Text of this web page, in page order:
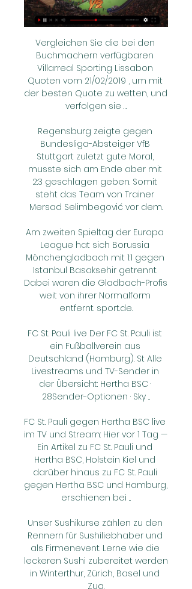
Vergleichen Sie die bei den Buchmachern verfügbaren Villarreal Sporting Lissabon Quoten vom 21/02/2019 , um mit der besten Quote zu wetten, und verfolgen sie …

Regensburg zeigte gegen Bundesliga-Absteiger VfB Stuttgart zuletzt gute Moral, musste sich am Ende aber mit 2:3 geschlagen geben. Somit steht das Team von Trainer Mersad Selimbegović vor dem.

Am zweiten Spieltag der Europa League hat sich Borussia Mönchengladbach mit 1:1 gegen Istanbul Basaksehir getrennt. Dabei waren die Gladbach-Profis weit von ihrer Normalform entfernt. sport.de.

FC St. Pauli live Der FC St. Pauli ist ein Fußballverein aus Deutschland (Hamburg). St Alle Livestreams und TV-Sender in der Übersicht: Hertha BSC · 28Sender-Optionen · Sky ...

FC St. Pauli gegen Hertha BSC live im TV und Stream: Hier vor 1 Tag — Ein Artikel zu FC St. Pauli und Hertha BSC, Holstein Kiel und darüber hinaus zu FC St. Pauli gegen Hertha BSC und Hamburg, erschienen bei ...

Unser Sushikurse zählen zu den Rennern für Sushiliebhaber und als Firmenevent. Lerne wie die leckeren Sushi zubereitet werden in Winterthur, Zürich, Basel und Zug.

14 Oliver Filip Geboren: 15.01.1998, 21 Jahre Größe: 175cm Gewicht: 71kg Nationalität: Position: Mittelfeld BL-Debüt am 26.02.2016 aktueller Verein: FC Blau Weiß Linz

FC St. Pauli live im TV schauen vor 21 Stunden — Alle St. Pauli Spiele ⚽live bei Sky & WOW ⭐über Kabel, Satellit & IPTV im Sky Abo oder im Live-Stream über WOW: schon für ✓24,99 €/Monat.

DEL: Straubing Tigers – Iserlohn Roosters | Die Tigers unterliegen Iserlohn mit 4:5 im eigenen Stadion … Newsletter abonnieren TVA auf Facebook TVA auf Twitter TVA auf Instagram Suche Nachrichten

Wer überträgt Hertha BSC gegen FC St. Pauli live im TV & 26.09.2023 — Wer die Partie im Stream mitverfolgen möchte, hat die Optionen Sky Go, Sport1 Livestream, WOW und OneFootball zur Auswahl. TV. Stream. Sport1, ...

(DEL/Wolfsburg) PM Zweiter Sieg für die Grizzlys an diesem Wochenende: Die Mannschaft von Cheftrainer Pat Cortina konnte dem Erfolg in Krefeld einen 3:2-Heimsieg gegen Iserlohn folgen lassen. Für die Treffer sorgten Spencer Machacek, Gerrit Fauser und Sebastian Furchner im Penaltyschießen

Begleitet wird die Compagnie von einer fünfköpfigen Liveband, die Elektrotango-Hits von Otros Aires und Popsongs von Adele bis Beyoncé zum Besten gibt. Nach erfolgreichen Gastspielen in Zürich, Basel, Hamburg, Berlin, Wien, Paris, Mailand, Rom und Bangkok ist die erfolgreiche Tanzcompagnie wieder in Zürich …

Nach nur einem Spiel verließ er diese jedoch bereits wieder und unterschrieb bei den Vienna Capitals aus der Hauptstadt Wien,. Ab 2008 stand Lukas wieder für die Black Wings in Linz auf dem Eis und wurde mit dem Klub 2012 erneut österreichischer Meister. 2009 …

Luftlinie von Serbien nach Deutschland Wie weit ist Serbien entfernt? Die geografische Mitte von Serbien ist ca. 1154 km (Luftlinie) von Deutschland entfernt.

2. Bundesliga LIVE: Übertragung im TV & Stream vor 3 Tagen — Übertragung - LIVE im TV & Stream bei Sky gegen den Tabellenführer FC St. Pauli das Pauli - Hertha BSC, Sky Sport Bundesliga 2 ...

Mai, 15 Uhr - 3: Hiller heute casinГІ film streaming souverän, Lacazette mit Licht und Schatten, Lex ebenfalls. Gibt es eine TV-Zusammenfassung aus Buchbach? Titelträger des bayerischen Landespokals nach Städten. Joker lächeln unterliegen die Inhalte jeweils zusätzlichen Bedingungen.

Regensburg - Jahn Regensburg hat einen gelungenen Auftakt in die Zweitligasaison gefeiert und den VfL Bochum mit 3:1 bezwungen. Benedikt Saller (42.), Sebastian Stolze (50.) und der eingewechselte.

FC Villarreal – Zenit St. Petersburg Wett Tipp (14.03.2019) Statistische Informationen, Performance, die besten Quoten und Wett Tipps für das Spiel FC Villarreal gegen Zenit St. Petersburg der Europa League. Fundierte Analyse mit Kopf an Kopf Vergleich und Prognose vom Fußball Experten.

Tor! Der Spielstand zwischen Hamburger SV und Eintracht Frankfurt ist 1:1. Nicolai Müller (Hamburger SV) trifft mit dem linken Fuß aus der Strafraummitte in die Tormitte.

LASK freut sich auf Qualipremiere in Basel. Es sind historische Tage für den LASK. Das Gastspiel beim favorisierten FC Basel am Mittwoch (20.00 Uhr, live in ORF1 und im Livestream) ist der allererste Auftritt der Linzer in der Qualifikation zur Champions League.

Am Montag, dem 27.05.2019 bestreitet der 1. FC Union Berlin das finale Spiel in der Relegation zur Bundesliga gegen den VfB Stuttgart im Stadion An der Alten Försterei.

FFC Turbine Potsdam 19.10.2019 // Fußball // Frauen - Ligen // FLYERALARM Frauen-Bundesliga Highlights: Bayer Leverkusen - TSG 1899 Hoffenheim 14.10.2019 // Fußball // Frauen - Ligen // FLYERALARM Frauen-Bundesliga Highlights: SC Sand vs. 1.

ERC Ingolstadt - Kölner Haie Liveticker mit allen Spielereignissen, Toren und Statistiken zum Spiel vom 9 der Deutsche Eishockey-Liga 2019/20. - kicker

FC St. Pauli TV Pauli TV. Home Die Pressekonferenz vor dem Spiel gegen Hertha BSC I Präsentiert von LichtBlick Testspiel im RE-Live: BW Lohne - FC St. Pauli. FC ...

>> LEBEN IN LINZ. Sport >> Black-Wings Linz. Die Sportstadt Linz. 25 Beiträge Vorherige; 1; 2; 3; 010Rg Moderator Beiträge: 193 Registriert: Di 17.. Ojeh eine 0 : 4 Pleite bei den Graz.99ers.. Wer Rechtschreibfehler Findet kann sie Behalten Analphabet..... Nach oben. nubaflyer

Das Grußwort des SV-Präsidenten ist jetzt online. read now show all messages. Bildergalerie Bundesfährtenhundprüfung. Kontakt Become a member Anmeldung. Mitglieder haben auf unseren Seiten Zugang zu einer Vielzahl von Informationen und Angeboten. Bitte melden Sie.

Münster antwortete und ging mit 20:19 erneut in Führung. Auszeit Aachen und Crunch Time! Konzentrierte und aufschlagstarke Aachenerinnen konnten sich schließlich den ersten Durchgang mit 25:22 sichern. Da war mehr drin für den USC.

Halbzeitfazit: Trotz drückender Überlegenheit der Gastgeber steht es nach 45 Minuten noch immer 0:0 zwischen Bayer Leverkusen und dem FSV Mainz. Die Truppe von Trainer Roger Schmidt investiert.

Am 24. Februar ist es wieder soweit: Rapid Wien empfängt zu Hause in Hütteldorf den Tabellenersten Red Bull Salzburg. Und ganz Österreich ist gratis und live mit dabei: A1 überträgt das emotionale Duell auf dem neuen Sender A1nowbei A1 TV (Kanal 0 in HD und 10 in SD), online www.A1now.tv und in der A1 Xplore TV App. Zur Einstimmung zeigt.

Das Spiel Ergebnis vom Eishockey Match HDD Jesenice vs. HC Asiago Migross Supermercati ausgetragen als Hockey Spielpaarung des Alps Hockey League Hauptrunde Turnieres (Österreich). Angesetzter Spielstart des Alps Hockey League Hauptrunde Spieles war am 16.02.2017 um 18:30 Uhr.

Wir berühren jeden Tag das Leben von Milliarden Menschen: von Bauern, die den verantwortungsvollen Anbau unserer Rohstoffe betreuen, von Familien, die unsere Produkte konsumieren, von Gemeinschaften, in denen wir leben und arbeiten sowie der natürlichen Umgebung, die uns alle umgibt.

12.10.2019 «Es fällt mir schwer, mir mein Leben ohne Volleyball vorzustellen»: Nikodem Wolański will mit Volley Schönenwerd durchstarten. Der polnische Neuzuzug Nikodem Wolański soll mit Volley Schönenwerd in der kommenden Saison überzeugen.

VfL Oldenburg, Borussia Dortmund , 23:33, Bundesliga, Saison 2017/18, 22. Spieltag, Sonntag, 22. April 2018, Spielbericht, Spielvorschau, Torschützen, Aufstellungen.

Live hören: FC St. Pauli gegen Hertha BSC - 2. Bundesliga 25. Spieltag: Anpfiff des Spiels ist am 10.03.2024 um 13:30 Uhr. Hertha BSC spielt in Hamburg. Dieser Audiostream ist ab dem 10.03.2024 um 05:20 Uhr abrufbar.

2. Bundesliga heute: Hertha BSC gegen FC St. Pauli 30.09.2023 — Pauli. Der Anstoß ist um 20:30 Uhr im Olympiastadion. SPORT1 erklärt Ihnen, wo Sie das Spiel im TV, Livestream und Live-Ticker verfolgen können.

Der Tennis Club Zürich liegt in unmittelbarer Nähe des Dolder Grand Hotels im Dolder Quartier am Zürichberg. Unseren Mitgliedern stehen fünf Sandplätze zur Verfügung, welche ohne vorgängige Reservation bespielt werden können.

Sara Telek steht bei U17-Europameisterschaft an der Linie 7. Mai 2018, 16. In Gruppe A spielen Gastgeber Litauen, Deutschland, Finnland und die Niederlande. In Gruppe B matchen sich Polen, Spanien, Italien und England. Die besten zwei. Streams oder Übersichtsseiten. Geben Sie die URL des Videos ein Zum Einbinden.

Bereits heute Dienstag, 23. April, steht die 27. Runde der Tipico Bundesliga am Programm. Der TSV Prolactal Hartberg empfängt den Rekordmeister SK Rapid Wien. Für das Spiel sind noch Tickets vorhanden und können im Online-Ticketshop, an den Vorverkaufsstellen bzw. …

WMQ=Spiel der WM-Qualifikation, EMQ=Spiel der EM-Qualifikation, LSP=Länderspiel. Die Anstoßzeiten entsprechen der jeweils in Deutschland aktuell gültigen Zeit (je nach Jahreszeit MEZ oder MESZ).

Natürlich Leben im Alter Der Schwerpunkt unserer Arbeit liegt in einer Seniorenbetreuung, die den Menschen erlaubt, natürlich alt zu werden und alt zu sein sowie weiterhin mit der Welt verbunden zu bleiben. In diesem Geiste finden Menschen in den AZURIT Senioren- und Pflegezentren ein liebevolles und sicheres Zuhause mit der Betreuung und.

Alle aktuellen Nachrichten zu 1. FSV Mainz 05 auf WEB.DE informieren Sie sich umfassend über 1. FSV Mainz 05 jetzt mehr lesen und mehr wissen!

Das hat der Stadtrat von Rapperswil-Jona beschlossen. Eishockey. 29.10.2019. SCRJ: Solidarität und. Der Trainer der SC Rapperswil-Jona Lakers Jeff Tomlinson hat die Nierentransplantation vom letzten Donnerstag gut. Die Ausbildung vermittelt wertvolles Wissen über Wildtiere und deren Leben... Rapperswil-Jona. 28.10.2019..

Auch die Orgie an Netzrollern brachte ein Ungleichgewicht zu Gunsten der Gänserndorfer, die wohl den Rest der Saison damit leben müssen, dass sich Netz und …

Rapid Wien ist in der Fußball-Bundesliga auf der Siegerstraße geblieben. Gegen Schlusslicht Admira gewannen die Hütteldorfer am Sonntag im Allianz Stadion deutlich mit 5:0 (1:0), nach dem Erfolg im Derby gegen Austria vor zwei Wochen war es der zweite Sieg nacheinander